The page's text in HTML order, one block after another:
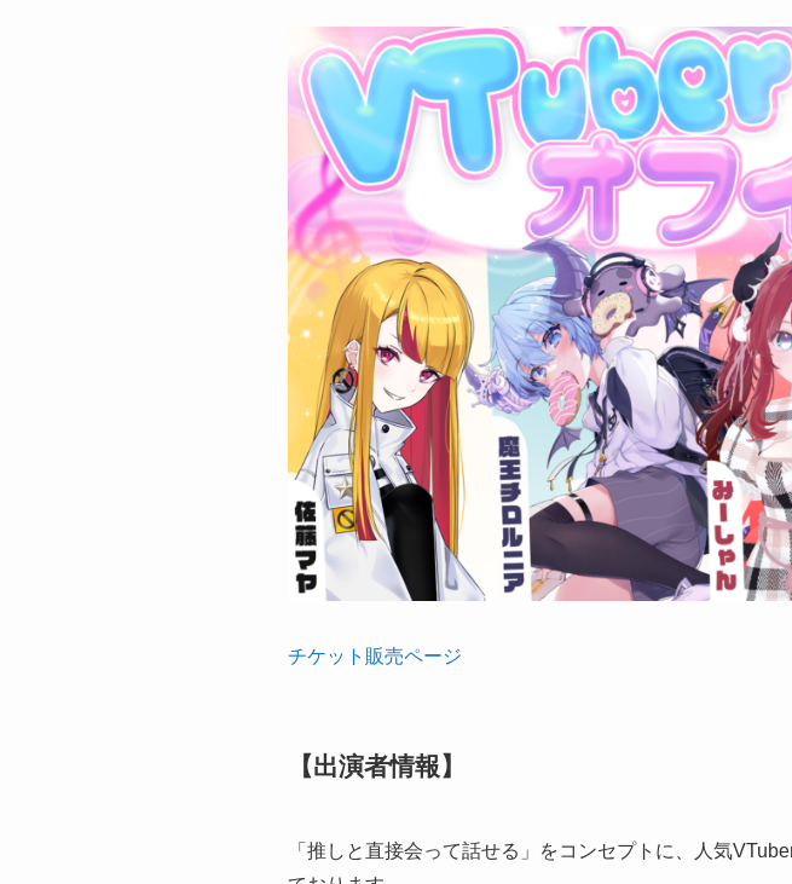
チケット販売ページ
【出演者情報】
「推しと直接会って話せる」をコンセプトに、人気